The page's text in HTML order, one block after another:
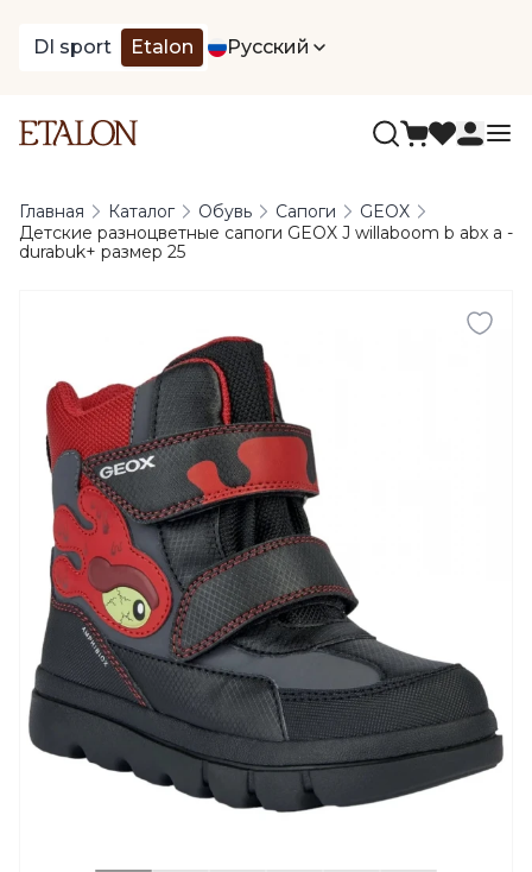
DI sport Etalon Русский
Главная Каталог Обувь Сапоги
GEOX
Детские разноцветные сапоги GEOX J willaboom b abx a -
durabuk+ размер 25